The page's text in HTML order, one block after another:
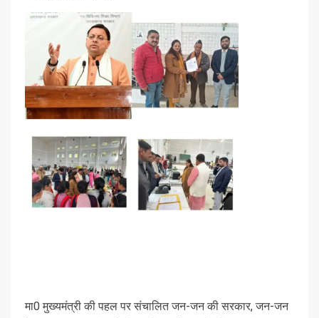
मा0 मुख्यमंत्री की पहल पर संचालित जन-जन की सरकार, जन-जन